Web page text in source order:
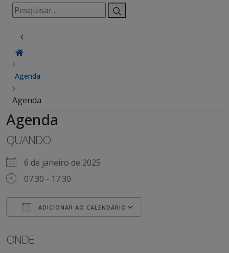
Pesquisar
por:
Agenda
Agenda
Agenda
QUANDO
6 de janeiro de 2025
07:30 - 17:30
ADICIONAR AO CALENDÁRIO
ONDE